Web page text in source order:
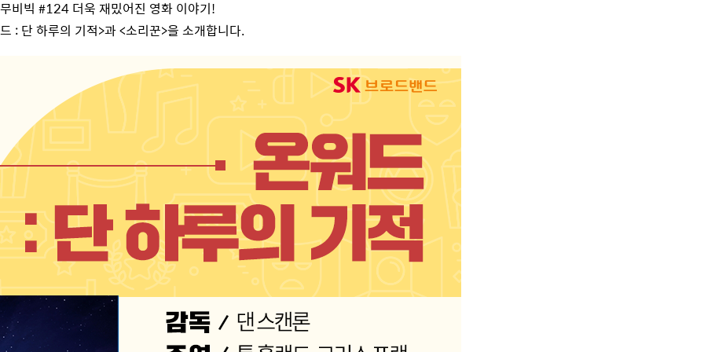
무비빅 #124 더욱 재밌어진 영화 이야기!
: 단 하루의 기적>과<소리꾼>을 소개합니다.